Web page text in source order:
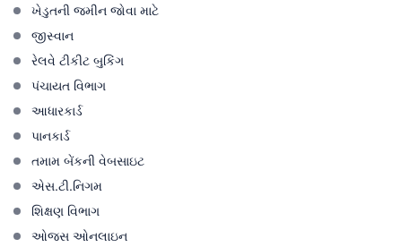
ખેડુતની જમીન જોવા માટે
જીસ્વાન
રેલવે ટીકીટ બુકિંગ
પંચાયત વિભાગ
આધારકાર્ડ
પાનકાર્ડ
તમામ બેંકની વેબસાઇટ
એસ.ટી.નિગમ
શિક્ષણ વિભાગ
ઓજસ ઓનલાઇન